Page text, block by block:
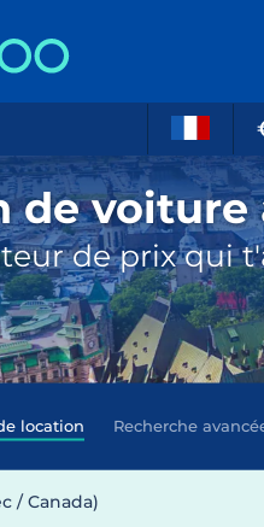
de voiture
de prix qui
location Recherche
/ Canada)